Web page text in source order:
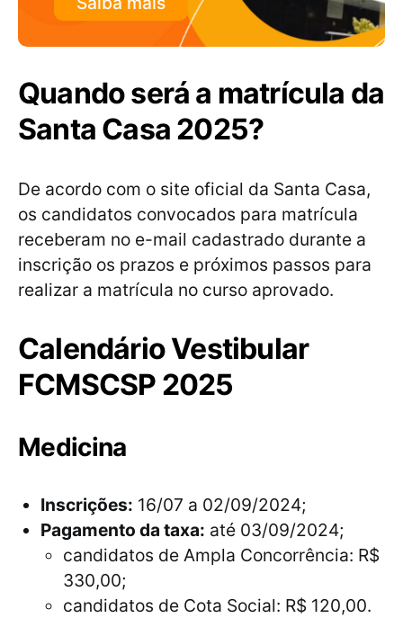
Quando será a matrícula da
Santa Casa 2025?
De acordo com o site oficial da Santa Casa,
os candidatos convocados para matrícula
receberam no e-mail cadastrado durante a
inscrição os prazos e próximos passos para
realizar a matrícula no curso aprovado.
Calendário Vestibular
FCMSCSP 2025
Medicina
Inscrições: 16/07 a 02/09/2024;
Pagamento da taxa: até 03/09/2024;
candidatos de Ampla Concorrência: R$
330,00;
candidatos de Cota Social: R$ 120,00.